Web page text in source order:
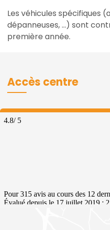
Les véhicules spécifiques
dépanneuses, …) sont
première année.
Accès centre